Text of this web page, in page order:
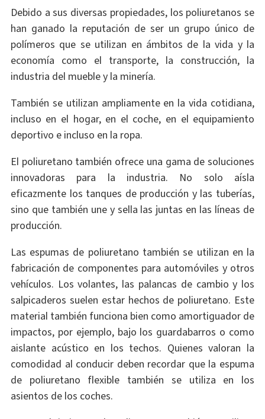
Debido a sus diversas propiedades, los poliuretanos se
han ganado la reputación de ser un grupo único de
polímeros que se utilizan en ámbitos de la vida y la
economía como el transporte, la construcción, la
industria del mueble y la minería.
También se utilizan ampliamente en la vida cotidiana,
incluso en el hogar, en el coche, en el equipamiento
deportivo e incluso en la ropa.
El poliuretano también ofrece una gama de soluciones
innovadoras para la industria. No solo aísla
eficazmente los tanques de producción y las tuberías,
sino que también une y sella las juntas en las líneas de
producción.
Las espumas de poliuretano también se utilizan en la
fabricación de componentes para automóviles y otros
vehículos. Los volantes, las palancas de cambio y los
salpicaderos suelen estar hechos de poliuretano. Este
material también funciona bien como amortiguador de
impactos, por ejemplo, bajo los guardabarros o como
aislante acústico en los techos. Quienes valoran la
comodidad al conducir deben recordar que la espuma
de poliuretano flexible también se utiliza en los
asientos de los coches.